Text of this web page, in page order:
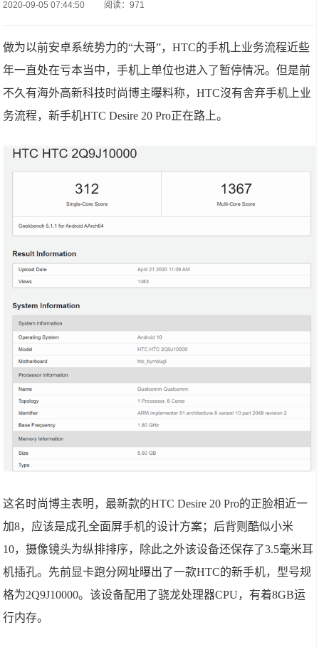
2020-09-05 07:44:50 阅读：971
做为以前安卓系统势力的“大哥”，HTC的手机上业务流程近些
年一直处在亏本当中，手机上单位也进入了暂停情况。但是前
不久有海外高新科技时尚博主曝料称，HTC沒有舍弃手机上业
务流程，新手机HTC Desire 20 Pro正在路上。
这名时尚博主表明，最新款的HTC Desire 20 Pro的正脸相近一
加8，应该是成孔全面屏手机的设计方案；后背则酷似小米
10，摄像镜头为纵排排序，除此之外该设备还保存了3.5毫米耳
机插孔。先前显卡跑分网址曝出了一款HTC的新手机，型号规
格为2Q9J10000。该设备配用了骁龙处理器CPU，有着8GB运
行内存。